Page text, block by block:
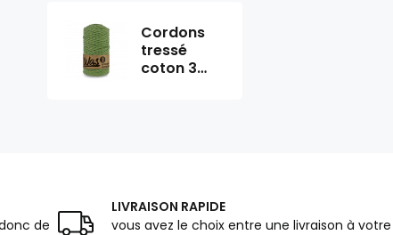
Cordons
tressé
coton 3
de
LIVRAISON RAPIDE
vous avez le choix entre une livraison à votre